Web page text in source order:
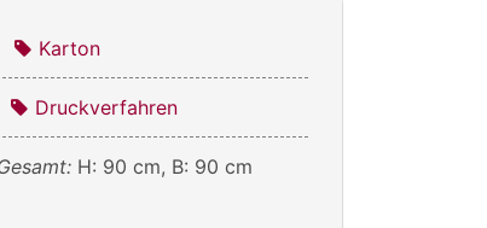
Karton
Druckverfahren
H: 90 cm, B: 90 cm